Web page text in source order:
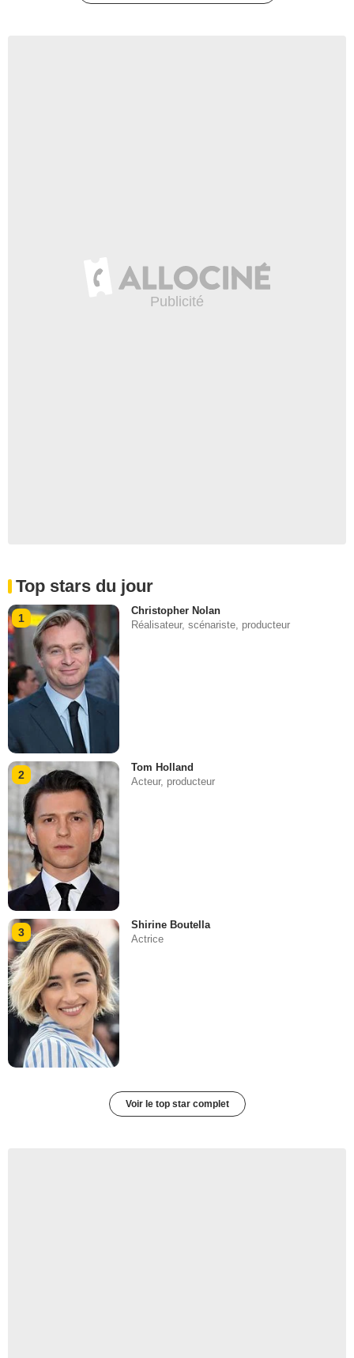
Top stars du jour
1
Christopher Nolan
Réalisateur, scénariste, producteur
2
Tom Holland
Acteur, producteur
3
Shirine Boutella
Actrice
Voir le top star complet